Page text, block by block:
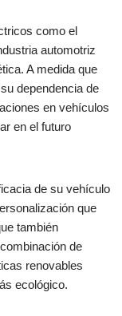
como el
automotriz
A medida que
dependencia de
en vehículos
en el futuro
de su vehículo
que
también
de
renovables
ecológico.